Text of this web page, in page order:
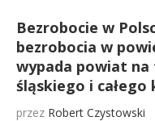
Bezrobocie w
bezrobocia w
wypada powiat
śląskiego i całego
przez Robert Czystowski